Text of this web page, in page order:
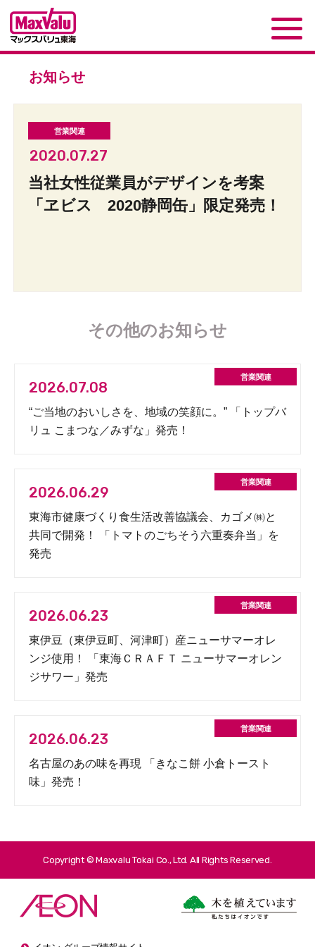
お知らせ
2020.07.27
当社女性従業員がデザインを考案
「ヱビス 2020静岡缶」限定発売！
その他のお知らせ
2026.07.08
“ご当地のおいしさを、地域の笑顔に。” 「トップバ
リュ こまつな／みずな」発売！
2026.06.29
東海市健康づくり食生活改善協議会、カゴメ㈱と
共同で開発！ 「トマトのごちそう六重奏弁当」を
発売
2026.06.23
東伊豆（東伊豆町、河津町）産ニューサマーオレ
ンジ使用！ 「東海ＣＲＡＦＴ ニューサマーオレン
ジサワー」発売
2026.06.23
名古屋のあの味を再現 「きなこ餅 小倉トースト
味」発売！
Copyright © Maxvalu Tokai Co., Ltd. All Rights Reserved.